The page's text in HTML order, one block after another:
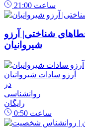
21:00 ساعت
شناختی| آرزو
شیروانیان
آرزو سادات شیروانیان
در
روانشناسی
رایگان
0:50 ساعت